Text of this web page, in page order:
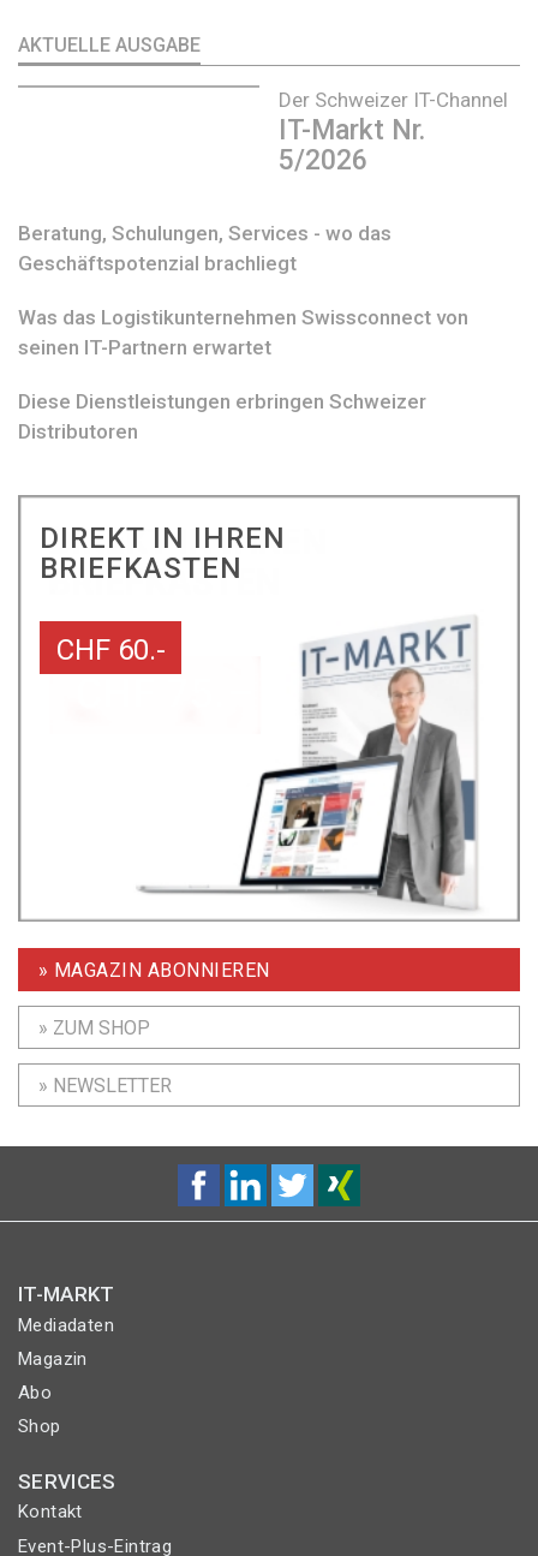
AKTUELLE AUSGABE
Der Schweizer IT-Channel
IT-Markt Nr.
5/2026
Beratung, Schulungen, Services - wo das
Geschäftspotenzial brachliegt
Was das Logistikunternehmen Swissconnect von
seinen IT-Partnern erwartet
Diese Dienstleistungen erbringen Schweizer
Distributoren
DIREKT IN IHREN
BRIEFKASTEN
CHF 60.-
» MAGAZIN ABONNIEREN
» ZUM SHOP
» NEWSLETTER
IT-MARKT
Mediadaten
Magazin
Abo
Shop
SERVICES
Kontakt
Event-Plus-Eintrag